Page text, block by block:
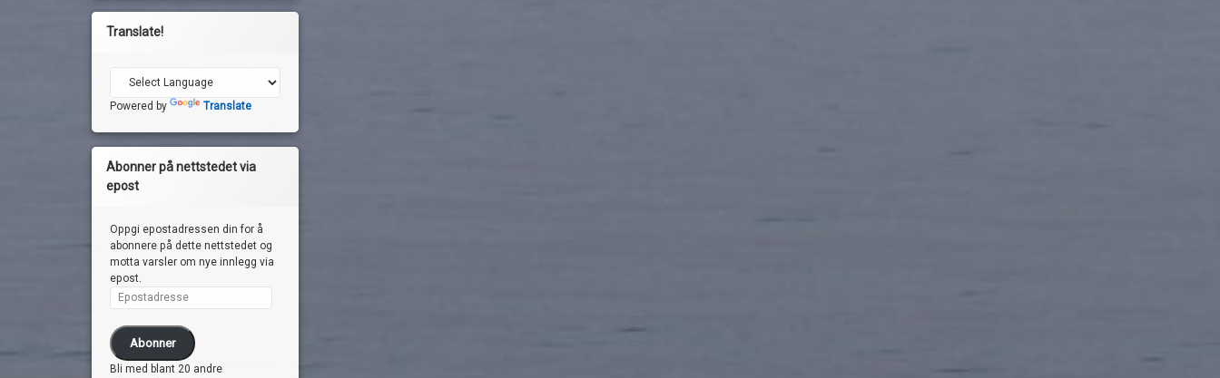
Translate!
Powered by Translate
Abonner på nettstedet via
epost
Oppgi epostadressen din for å
abonnere på dette nettstedet og
motta varsler om nye innlegg via
epost.
Epostadresse
Abonner
Bli med blant 20 andre